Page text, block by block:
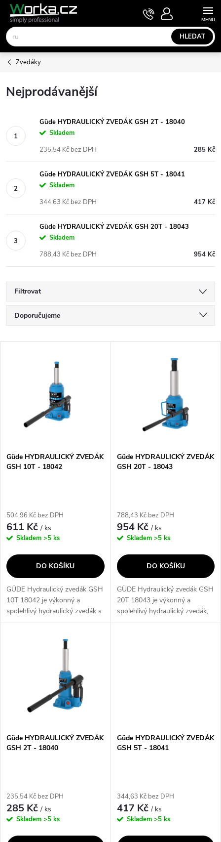
Přejít
obsah
HLEDAT
NÁKUPNÍ
KOŠÍK
Zvedáky
Nejprodávanější
Güde HYDRAULICKÝ ZVEDÁK GSH 2T - 18040
Skladem
285 Kč
235,54 Kč bez DPH
Güde HYDRAULICKÝ ZVEDÁK GSH 5T - 18041
Skladem
417 Kč
344,63 Kč bez DPH
Güde HYDRAULICKÝ ZVEDÁK GSH 20T - 18043
Skladem
954 Kč
788,43 Kč bez DPH
Filtrovat
Ř
a
p
o
d
u
k
t
Doporučujeme
s
p
o
d
u
k
t
Güde HYDRAULICKÝ ZVEDÁK
GSH 10T - 18042
504,96 Kč bez DPH
611 Kč/ ks
Skladem >5 ks
DO KOŠÍKU
GÜDE Hydraulický zvedák GSH
10T 18042 je výkonný a
spolehlivý hydraulický zvedák s
nosností 10 tun. Jeho klíčovými
konstrukce, snadné ovládání a...
Güde HYDRAULICKÝ ZVEDÁK
GSH 20T - 18043
788,43 Kč bez DPH
954 Kč/ ks
Skladem >5 ks
DO KOŠÍKU
GÜDE Hydraulický zvedák GSH
20T 18043 je výkonný a
spolehlivý hydraulický zvedák,
který umožňuje snadné a
Güde HYDRAULICKÝ ZVEDÁK
GSH 2T - 18040
235,54 Kč bez DPH
285 Kč/ ks
Skladem >5 ks
Güde HYDRAULICKÝ ZVEDÁK
GSH 5T - 18041
344,63 Kč bez DPH
417 Kč/ ks
Skladem >5 ks